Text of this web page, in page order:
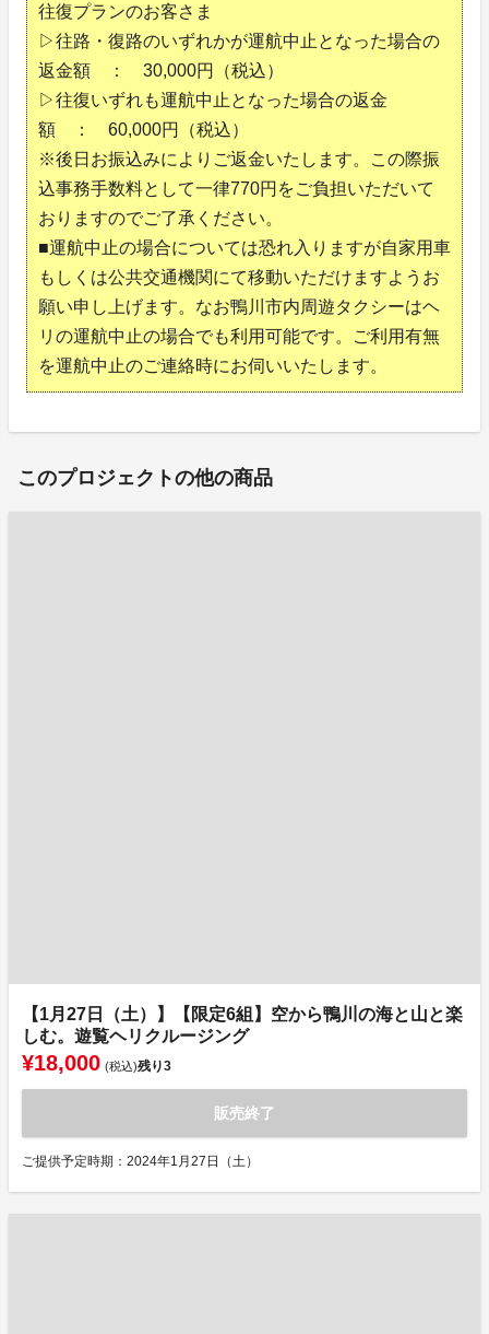
往復プランのお客さま
▷往路・復路のいずれかが運航中止となった場合の
返金額 ： 30,000円（税込）
▷往復いずれも運航中止となった場合の返金
額 ： 60,000円（税込）
※後日お振込みによりご返金いたします。この際振
込事務手数料として一律770円をご負担いただいて
おりますのでご了承ください。
■運航中止の場合については恐れ入りますが自家用車
もしくは公共交通機関にて移動いただけますようお
願い申し上げます。なお鴨川市内周遊タクシーはヘ
リの運航中止の場合でも利用可能です。ご利用有無
を運航中止のご連絡時にお伺いいたします。
このプロジェクトの他の商品
【1月27日（土）】【限定6組】空から鴨川の海と山と楽
しむ。遊覧ヘリクルージング
¥18,000 (税込)残り3
販売終了
ご提供予定時期：2024年1月27日（土）